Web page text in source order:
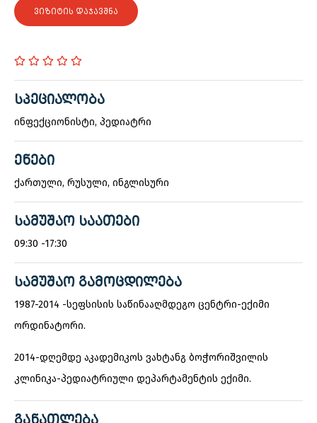
ᲕᲘᲖᲘᲢᲘᲡ ᲓᲐᲯᲐᲕᲨᲜᲐ
ᲡᲞᲔᲪᲘᲐᲚᲝᲑᲐ
ინფექციონისტი, პედიატრი
ᲔᲜᲔᲑᲘ
ქართული, რუსული, ინგლისური
ᲡᲐᲛᲣᲨᲐᲝ ᲡᲐᲐᲗᲔᲑᲘ
09:30 -17:30
ᲡᲐᲛᲣᲨᲐᲝ ᲒᲐᲛᲝᲪᲓᲘᲚᲔᲑᲐ
1987-2014 -სეფსისის საწინააღმდეგო ცენტრი-ექიმი
ორდინატორი.
2014-დღემდე აკადემიკოს ვახტანგ ბოჭორიშვილის
კლინიკა-პედიატრიული დეპარტამენტის ექიმი.